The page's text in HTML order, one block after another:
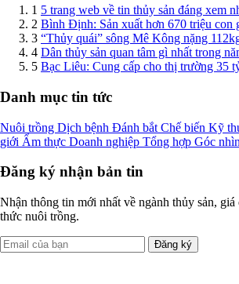
1 5 trang web về tin thủy sản đáng xem
2 Bình Định: Sản xuất hơn 670 triệu con
3 “Thủy quái” sông Mê Kông nặng
4 Dân thủy sản quan tâm gì nhất trong
5 Bạc Liêu: Cung cấp cho thị trường 35
Danh mục tin tức
Nuôi trồng Dịch bệnh Đánh bắt Chế biến Kỹ
giới Ẩm thực Doanh nghiệp Tổng hợp Góc nhìn
Đăng ký nhận bản tin
Nhận thông tin mới nhất về ngành thủy sản,
thức nuôi trồng.
Đăng ký